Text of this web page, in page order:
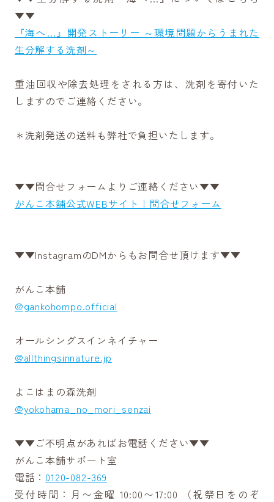
▼▼
『海へ…』開発ストーリー ～環境問題からうまれた
生分解する洗剤～
重油回収や除去処理をされる方は、洗剤を寄付いた
しますのでご連絡ください。
＊洗剤発送の送料も弊社で負担いたします。
▼▼問合せフォームよりご連絡ください▼▼
がんこ本舗公式WEBサイト｜問合せフォーム
▼▼InstagramのDMからもお問合せ頂けます▼▼
がんこ本舗
@gankohompo.official
オールシングスインネイチャー
@allthingsinnature.jp
よこはまの森洗剤
@yokohama_no_mori_senzai
▼▼ご不明点があればお電話ください▼▼
がんこ本舗サポート室
電話： 0120-082-369
受付時間：月〜金曜 10:00〜17:00 （祝祭日をのぞ